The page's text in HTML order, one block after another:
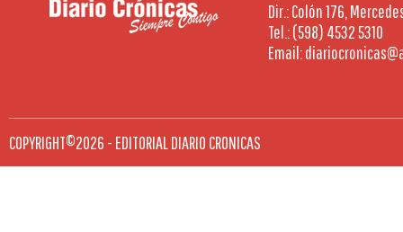
Dir.: Colón 176,
Tel.: (598) 4532 5310
Email:
COPYRIGHT©2026 - EDITORIAL DIARIO CRONICAS